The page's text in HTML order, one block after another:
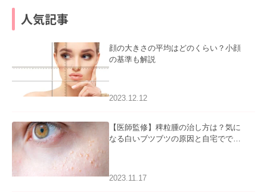
人気記事
顔の大きさの平均はどのくらい？小顔
の基準も解説
2023.12.12
【医師監修】稗粒腫の治し方は？気に
なる白いブツブツの原因と自宅ででき
2023.11.17